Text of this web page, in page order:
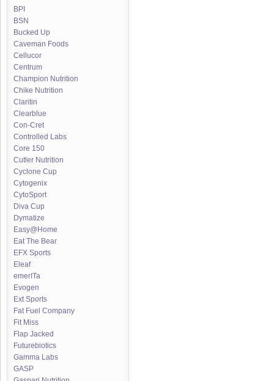
BPI
BSN
Bucked Up
Caveman Foods
Cellucor
Centrum
Champion Nutrition
Chike Nutrition
Claritin
Clearblue
Con-Cret
Controlled Labs
Core 150
Cutler Nutrition
Cyclone Cup
Cytogenix
CytoSport
Diva Cup
Dymatize
Easy@Home
Eat The Bear
EFX Sports
Eleaf
emerITa
Evogen
Ext Sports
Fat Fuel Company
Fit Miss
Flap Jacked
Futurebiotics
Gamma Labs
GASP